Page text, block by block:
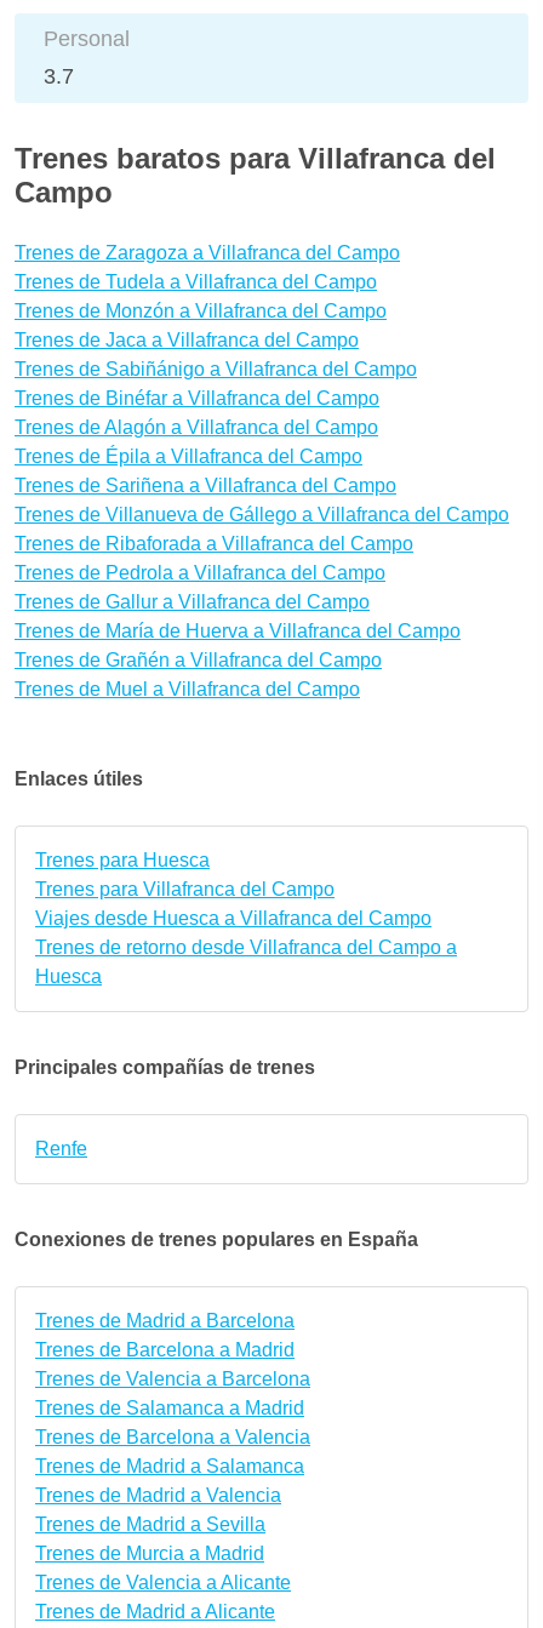
Personal
3.7
Trenes baratos para Villafranca del
Campo
Trenes de Zaragoza a Villafranca del Campo
Trenes de Tudela a Villafranca del Campo
Trenes de Monzón a Villafranca del Campo
Trenes de Jaca a Villafranca del Campo
Trenes de Sabiñánigo a Villafranca del Campo
Trenes de Binéfar a Villafranca del Campo
Trenes de Alagón a Villafranca del Campo
Trenes de Épila a Villafranca del Campo
Trenes de Sariñena a Villafranca del Campo
Trenes de Villanueva de Gállego a Villafranca del Campo
Trenes de Ribaforada a Villafranca del Campo
Trenes de Pedrola a Villafranca del Campo
Trenes de Gallur a Villafranca del Campo
Trenes de María de Huerva a Villafranca del Campo
Trenes de Grañén a Villafranca del Campo
Trenes de Muel a Villafranca del Campo
Enlaces útiles
Trenes para Huesca
Trenes para Villafranca del Campo
Viajes desde Huesca a Villafranca del Campo
Trenes de retorno desde Villafranca del Campo a
Huesca
Principales compañías de trenes
Renfe
Conexiones de trenes populares en España
Trenes de Madrid a Barcelona
Trenes de Barcelona a Madrid
Trenes de Valencia a Barcelona
Trenes de Salamanca a Madrid
Trenes de Barcelona a Valencia
Trenes de Madrid a Salamanca
Trenes de Madrid a Valencia
Trenes de Madrid a Sevilla
Trenes de Murcia a Madrid
Trenes de Valencia a Alicante
Trenes de Madrid a Alicante